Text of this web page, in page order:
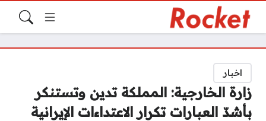
اخبار
زارة الخارجية: المملكة تدين وتستنكر
بأشدّ العبارات تكرار الاعتداءات الإيرانية